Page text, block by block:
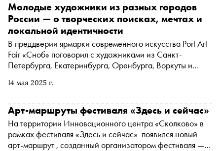
14 мая 2025 г.
Молодые художники из разных городов
России — о творческих поисках, мечтах и
локальной идентичности
В преддверии ярмарки современного искусства Port Art
Fair «Сноб» поговорил с художниками из Санкт-
Петербурга, Екатеринбурга, Оренбурга, Воркуты и
мотивирует заниматься искусством
Арт-маршруты фестиваля «Здесь и сейчас»
На территории Инновационного центра «Сколково» в
рамках фестиваля «Здесь и сейчас» появился новый
арт-маршрут , созданный организатором фестиваля —